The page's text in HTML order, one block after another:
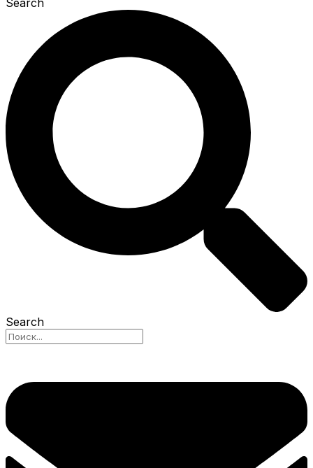
Search
Search